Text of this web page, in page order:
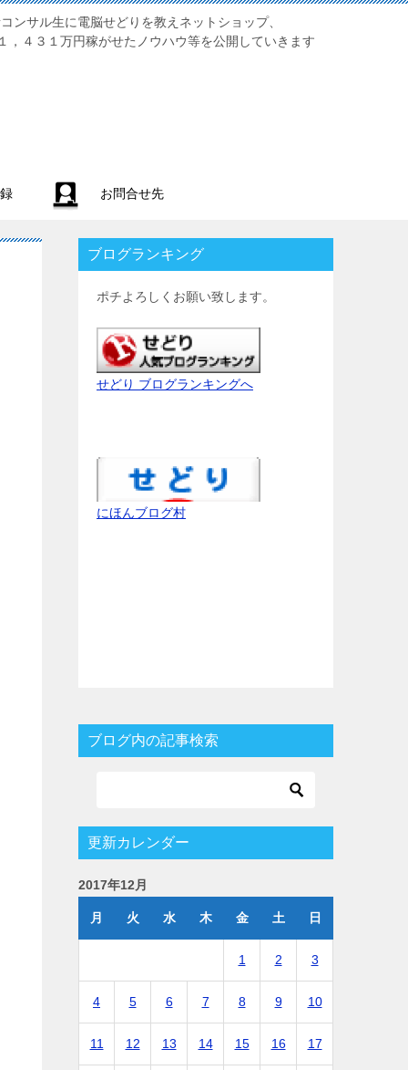
コンサル生に電脳せどりを教えネットショップ、
，４３１万円稼がせたノウハウ等を公開していきます
お問合せ先
ブログランキング
ポチよろしくお願い致します。
せどり ブログランキングへ
にほんブログ村
ブログ内の記事検索
更新カレンダー
2017年12月
月 火 水 木 金 土 日
1 2 3
4 5 6 7 8 9 10
11 12 13 14 15 16 17